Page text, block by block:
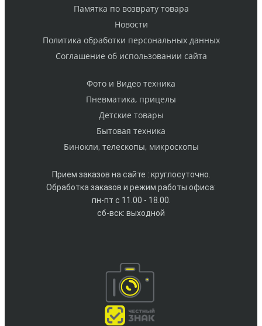
Памятка по возврату товара
Новости
Политика обработки персональных данных
Cоглашение об использовании сайта
Фото и Видео техника
Пневматика, прицелы
Детские товары
Бытовая техника
Бинокли, телескопы, микроскопы
Прием заказов на сайте : круглосуточно.
Обработка заказов и режим работы офиса:
пн-пт с 11.00 - 18.00.
сб-вск: выходной